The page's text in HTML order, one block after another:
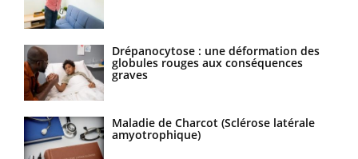
Drépanocytose : une déformation des
globules rouges aux conséquences
graves
Maladie de Charcot (Sclérose latérale
amyotrophique)